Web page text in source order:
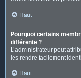
Haut
Pourquoi certains
différente ?
L’administrateur peut
les rendre facilement
Haut